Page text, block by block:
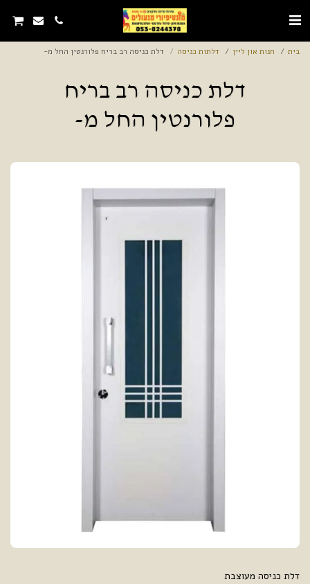
בית חנות און ליין דלתות כניסה דלת כניסה רב בריח פלורנטין החל מ-
דלת כניסה רב בריח
פלורנטין החל מ-
דלת כניסה מעוצבת